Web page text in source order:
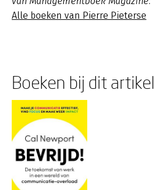
Alle boeken van Pierre Pieterse
Boeken bij dit artikel